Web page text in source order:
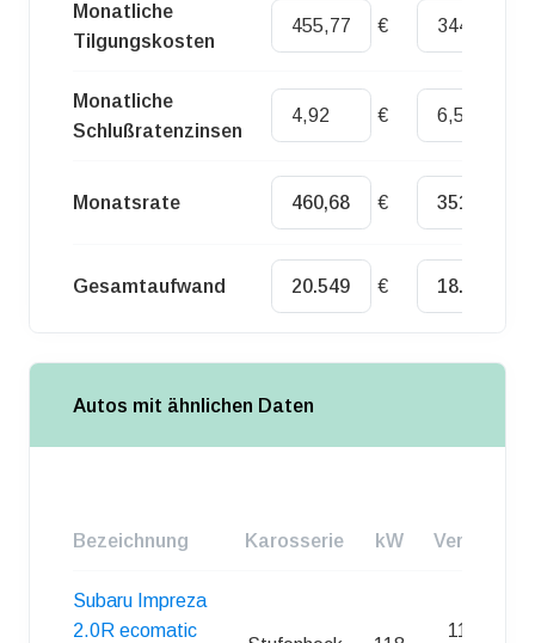
Monatliche
Tilgungskosten
€
Monatliche
Schlußratenzinsen
€
Monatsrate €
Gesamtaufwand €
Autos mit ähnlichen Daten
Bezeichnung Karosserie kW Verbrauch
Subaru Impreza
2.0R ecomatic
11,50 l /